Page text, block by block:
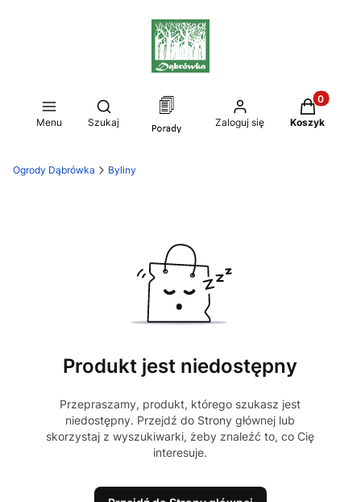
Menu
Otwórz wyszukiwarkę
Szukaj Zaloguj się
Produkty
Koszyk
Ogrody Dąbrówka Byliny
Produkt jest niedostępny
Przepraszamy, produkt, którego szukasz jest
niedostępny. Przejdź do Strony głównej lub
skorzystaj z wyszukiwarki, żeby znaleźć to, co Cię
interesuje.